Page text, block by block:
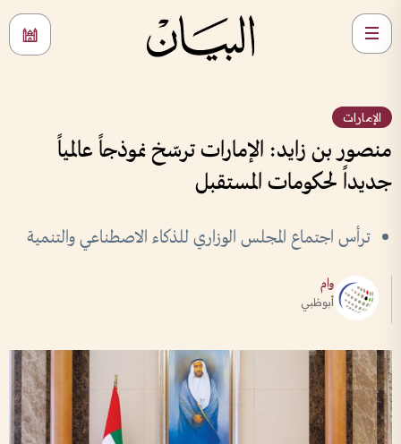
الإمارات
منصور بن زايد: الإمارات ترسّخ نموذجاً عالمياً
جديداً لحكومات المستقبل
ترأس اجتماع المجلس الوزاري للذكاء الاصطناعي والتنمية
وام
أبوظبي